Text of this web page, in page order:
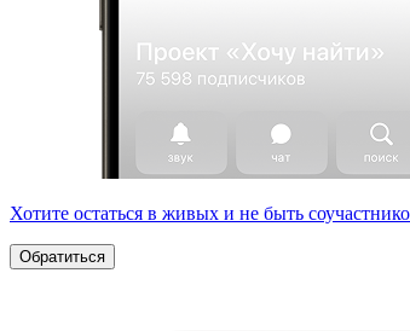
Хотите остаться в живых и не быть
Обратиться